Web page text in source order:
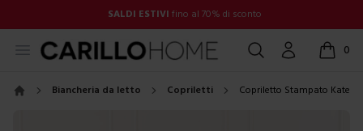
SALDI ESTIVI fino al 70% di sconto
Open menu Cerca Account 0
items
Biancheria da letto Copriletti Copriletto Stampato Kate